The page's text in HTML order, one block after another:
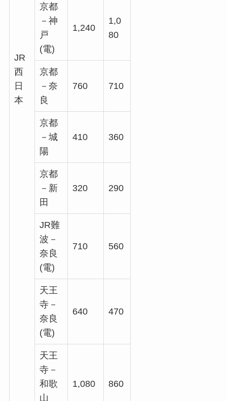
JR
西
日
本
京都
－神
戸
(電)
1,240
1,0
80
京都
－奈
良
760 710
京都
－城
陽
410 360
京都
－新
田
320 290
JR難
波－
奈良
(電)
710 560
天王
寺－
奈良
(電)
640 470
天王
寺－
和歌
山
1,080 860